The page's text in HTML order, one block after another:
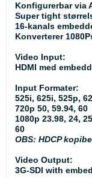
Konfigurerbar via
Super tight
16-kanals
Konverterer
Video Input:
HDMI med
Input Formater:
525i, 625i, 525p,
720p 50, 59.94, 60
1080p 23.98, 24,
60
OBS: HDCP
Video Output:
3G-SDI with